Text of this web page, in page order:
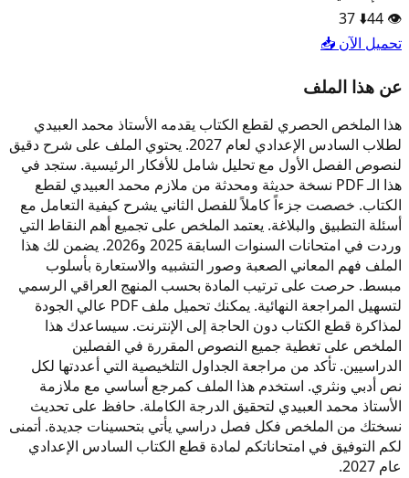
👁️
44
⬇️
37
تحميل الآن 📥
عن هذا الملف
هذا الملخص الحصري لقطع الكتاب يقدمه الأستاذ محمد العبيدي
لطلاب السادس الإعدادي لعام 2027. يحتوي الملف على شرح دقيق
لنصوص الفصل الأول مع تحليل شامل للأفكار الرئيسية. ستجد في
هذا الـ PDF نسخة حديثة ومحدثة من ملازم محمد العبيدي لقطع
الكتاب. خصصت جزءاً كاملاً للفصل الثاني يشرح كيفية التعامل مع
أسئلة التطبيق والبلاغة. يعتمد الملخص على تجميع أهم النقاط التي
وردت في امتحانات السنوات السابقة 2025 و2026. يضمن لك هذا
الملف فهم المعاني الصعبة وصور التشبيه والاستعارة بأسلوب
مبسط. حرصت على ترتيب المادة بحسب المنهج العراقي الرسمي
لتسهيل المراجعة النهائية. يمكنك تحميل ملف PDF عالي الجودة
لمذاكرة قطع الكتاب دون الحاجة إلى الإنترنت. سيساعدك هذا
الملخص على تغطية جميع النصوص المقررة في الفصلين
الدراسيين. تأكد من مراجعة الجداول التلخيصية التي أعددتها لكل
نص أدبي ونثري. استخدم هذا الملف كمرجع أساسي مع ملازمة
الأستاذ محمد العبيدي لتحقيق الدرجة الكاملة. حافظ على تحديث
نسختك من الملخص فكل فصل دراسي يأتي بتحسينات جديدة. أتمنى
لكم التوفيق في امتحاناتكم لمادة قطع الكتاب السادس الإعدادي
عام 2027.